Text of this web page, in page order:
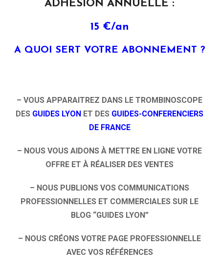
ADHESION ANNUELLE :
15 €/an
A QUOI SERT VOTRE ABONNEMENT ?
– VOUS APPARAITREZ DANS LE TROMBINOSCOPE
DES GUIDES LYON ET DES GUIDES-CONFERENCIERS
DE FRANCE
– NOUS VOUS AIDONS À METTRE EN LIGNE VOTRE
OFFRE ET À RÉALISER DES VENTES
– NOUS PUBLIONS VOS COMMUNICATIONS
PROFESSIONNELLES ET COMMERCIALES SUR LE
BLOG “GUIDES LYON”
– NOUS CRÉONS VOTRE PAGE PROFESSIONNELLE
AVEC VOS RÉFÉRENCES